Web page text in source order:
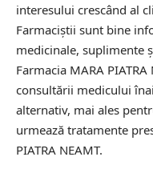
interesului crescând al
Farmaciștii sunt bine
medicinale, suplimente
Farmacia MARA
consultării medicului
alternativ, mai ales
urmează tratamente
PIATRA NEAMT.